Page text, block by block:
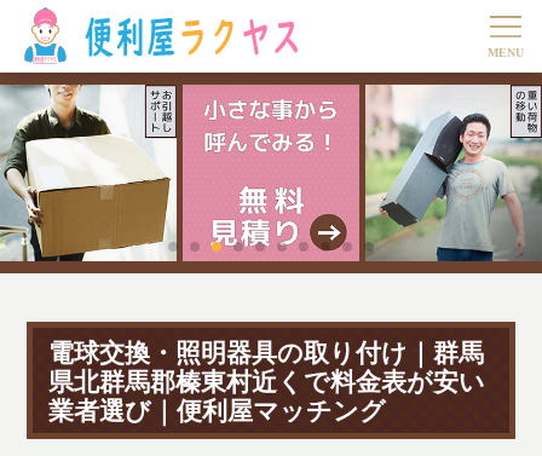
電球交換・照明器具の取り付け｜群馬
県北群馬郡榛東村近くで料金表が安い
業者選び｜便利屋マッチング